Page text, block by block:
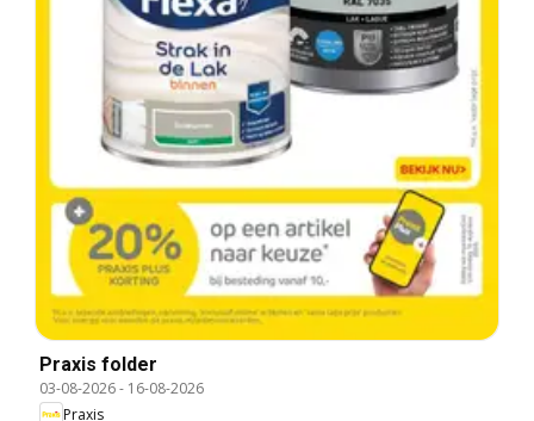
Praxis folder
03-08-2026- 16-08-2026
Praxis